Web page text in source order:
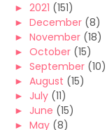
► 2021 (151)
► December (8)
► November (18)
► October (15)
► September (10)
► August (15)
► July (11)
► June (15)
► May (8)